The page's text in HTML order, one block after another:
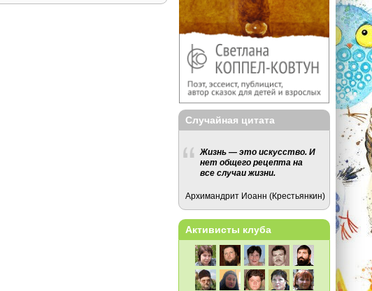
Случайная цитата
Жизнь — это искусство. И
нет общего рецепта на
все случаи жизни.
Архимандрит Иоанн (Крестьянкин)
Активисты клуба